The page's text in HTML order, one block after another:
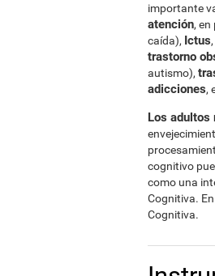
importante
atención,
caída), Ictus
trastorno
autismo),
adicciones,
Los adultos
cognitivo
como una
Cognitiva.
Cognitiva.